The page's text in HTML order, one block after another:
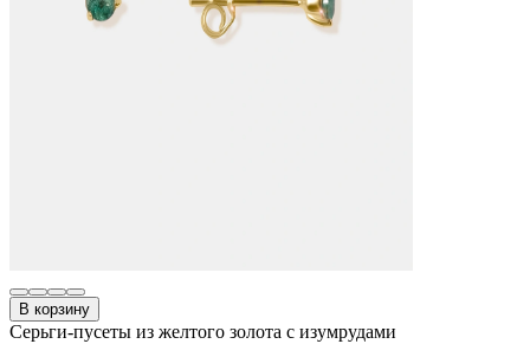
В корзину
Серьги-пусеты из желтого золота с изумрудами